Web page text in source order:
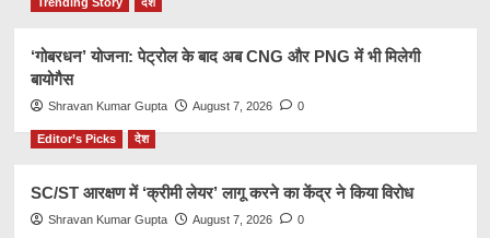
‘गोबरधन’ योजना: पेट्रोल के बाद अब CNG और PNG में भी मिलेगी
बायोगैस
Shravan Kumar Gupta August 7, 2026 0
Editor’s Picks देश
SC/ST आरक्षण में ‘क्रीमी लेयर’ लागू करने का केंद्र ने किया विरोध
Shravan Kumar Gupta August 7, 2026 0